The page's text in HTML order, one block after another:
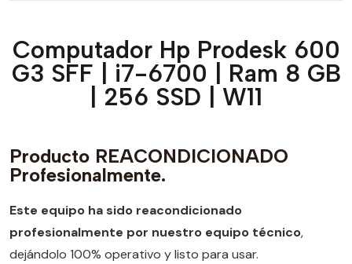
Computador Hp Prodesk 600
G3 SFF | i7-6700 | Ram 8 GB
| 256 SSD | W11
Producto REACONDICIONADO
Profesionalmente.
Este equipo ha sido reacondicionado
profesionalmente por nuestro equipo técnico,
dejándolo 100% operativo y listo para usar.